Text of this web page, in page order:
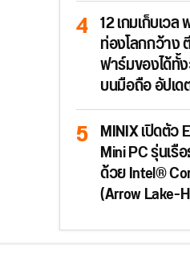
12 เกมเก็บเว
ท่องโลกกว้าง
ฟาร์มของได้ทั้
บนมือถือ อัปเ
MINIX เปิดตัว
Mini PC รุ่นเ
ด้วย Intel®
(Arrow Lake-